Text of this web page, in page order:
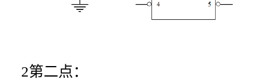
2第二点：